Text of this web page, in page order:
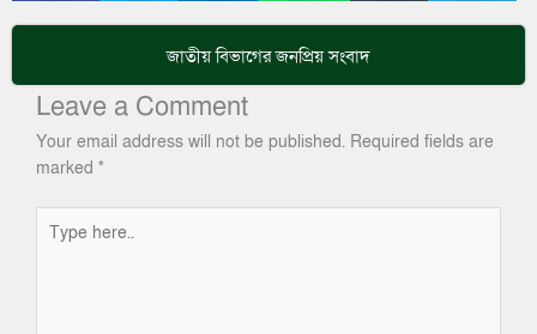
জাতীয়বিভাগের জনপ্রিয় সংবাদ
Leave a Comment
Your email address will not be published. Required fields are
marked *
here..